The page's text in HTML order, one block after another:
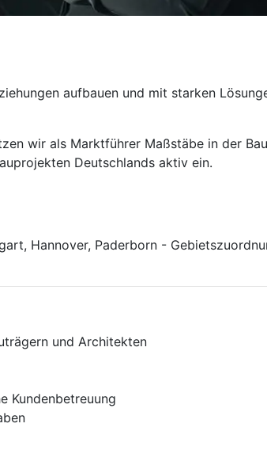
aufbauen und mit starken
wir als Marktführer Maßstäbe in der
Deutschlands aktiv ein.
Hannover, Paderborn -
und Architekten
Kundenbetreuung